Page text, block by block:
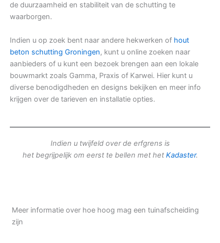
de duurzaamheid en stabiliteit van de schutting te
waarborgen.
Indien u op zoek bent naar andere hekwerken of hout
beton schutting Groningen, kunt u online zoeken naar
aanbieders of u kunt een bezoek brengen aan een lokale
bouwmarkt zoals Gamma, Praxis of Karwei. Hier kunt u
diverse benodigdheden en designs bekijken en meer info
krijgen over de tarieven en installatie opties.
Indien u twijfeld over de erfgrens is
het begrijpelijk om eerst te bellen met het Kadaster.
Meer informatie over hoe hoog mag een tuinafscheiding
zijn